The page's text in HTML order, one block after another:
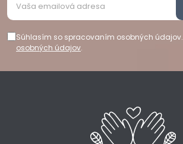
Súhlasím so spracovaním osobných údajov.
osobných údajov.